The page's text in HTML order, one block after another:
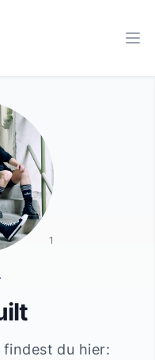
findest du hier:
1